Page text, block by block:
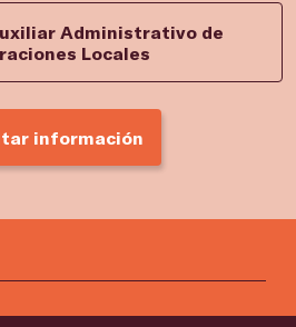
Administrativo de
Locales
información